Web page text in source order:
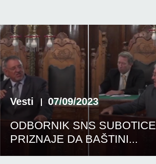
Vesti 07/09/2023
ODBORNIK SNS SUBOTICE
PRIZNAJE DA BAŠTINI...